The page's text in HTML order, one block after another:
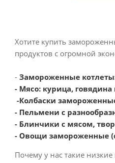
Хотите купить
продуктов с огромной
- Замороженные
- Мясо: курица,
-Колбаски
- Пельмени с
- Блинчики с мясом,
- Овощи замороженные
Почему у нас такие